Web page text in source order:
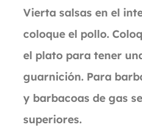
Vierta salsas en el
coloque el pollo.
el plato para tener
guarnición. Para
y barbacoas de gas
superiores.